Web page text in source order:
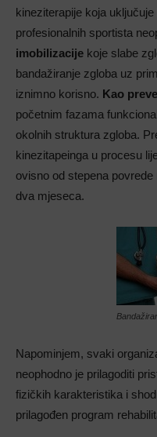
kineziterapije koja
profesionalnih sportista
imobilizacije koje slabe
bandažiranje zgloba uz
iznimno korisno. Kao
početnim fazama
okolnih struktura zgloba.
kinezitapeinga u procesu
ovisno od stepena
dva mjeseca.
Napominjem, svaki
neophodno je prilagoditi
fizičkih karakteristika i
prilagođen program